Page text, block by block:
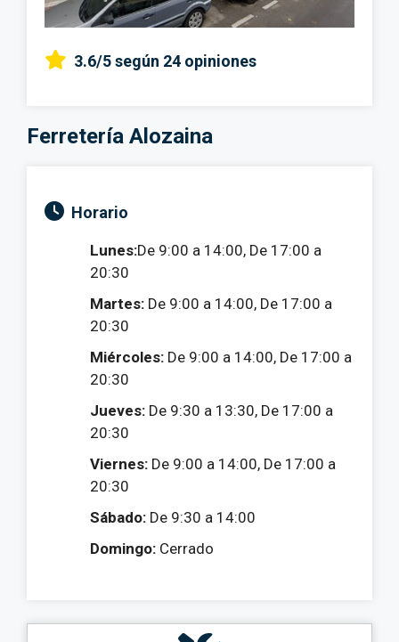
3.6/5según 24 opiniones
Ferretería Alozaina
Horario
Lunes:De 9:00 a 14:00, De 17:00 a
20:30
Martes: De 9:00 a 14:00, De 17:00 a
20:30
Miércoles: De 9:00 a 14:00, De 17:00 a
20:30
Jueves: De 9:30 a 13:30, De 17:00 a
20:30
Viernes: De 9:00 a 14:00, De 17:00 a
20:30
Sábado: De 9:30 a 14:00
Domingo: Cerrado